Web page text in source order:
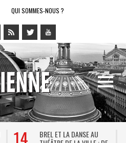
QUI SOMMES-NOUS ?
14
BREL ET LA DANSE AU